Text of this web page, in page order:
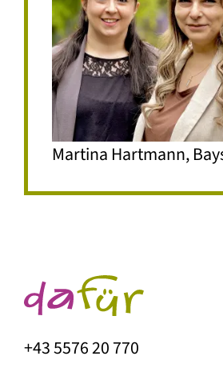
Martina Hartmann,
+43 5576 20 770